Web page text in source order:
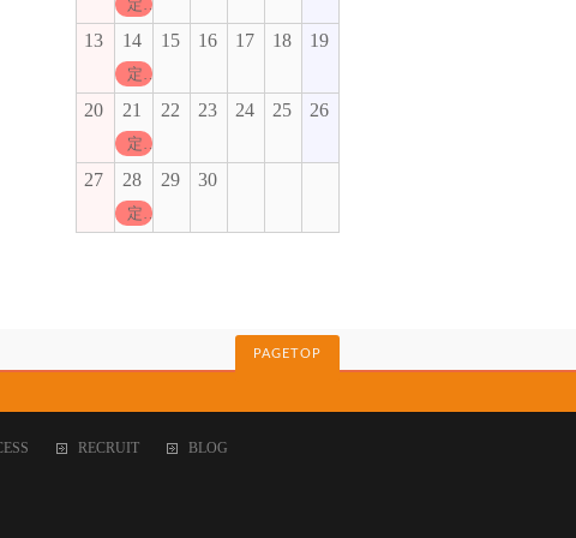
定休日
13 14
定休日
15 16 17 18 19
20 21
定休日
22 23 24 25 26
27 28
定休日
29 30
PAGETOP
RECRUIT BLOG